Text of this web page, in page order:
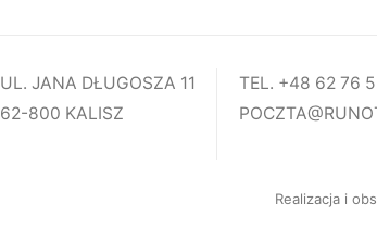
UL. JANA DŁUGOSZA 11
62-800 KALISZ
TEL. +48 62 76
Realizacja i